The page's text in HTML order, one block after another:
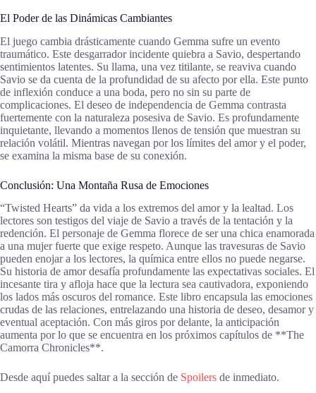
El Poder de las Dinámicas Cambiantes
El juego cambia drásticamente cuando Gemma sufre un evento
traumático. Este desgarrador incidente quiebra a Savio, despertando
sentimientos latentes. Su llama, una vez titilante, se reaviva cuando
Savio se da cuenta de la profundidad de su afecto por ella. Este punto
de inflexión conduce a una boda, pero no sin su parte de
complicaciones. El deseo de independencia de Gemma contrasta
fuertemente con la naturaleza posesiva de Savio. Es profundamente
inquietante, llevando a momentos llenos de tensión que muestran su
relación volátil. Mientras navegan por los límites del amor y el poder,
se examina la misma base de su conexión.
Conclusión: Una Montaña Rusa de Emociones
“Twisted Hearts” da vida a los extremos del amor y la lealtad. Los
lectores son testigos del viaje de Savio a través de la tentación y la
redención. El personaje de Gemma florece de ser una chica enamorada
a una mujer fuerte que exige respeto. Aunque las travesuras de Savio
pueden enojar a los lectores, la química entre ellos no puede negarse.
Su historia de amor desafía profundamente las expectativas sociales. El
incesante tira y afloja hace que la lectura sea cautivadora, exponiendo
los lados más oscuros del romance. Este libro encapsula las emociones
crudas de las relaciones, entrelazando una historia de deseo, desamor y
eventual aceptación. Con más giros por delante, la anticipación
aumenta por lo que se encuentra en los próximos capítulos de **The
Camorra Chronicles**.
Desde aquí puedes saltar a la sección de Spoilers de inmediato.